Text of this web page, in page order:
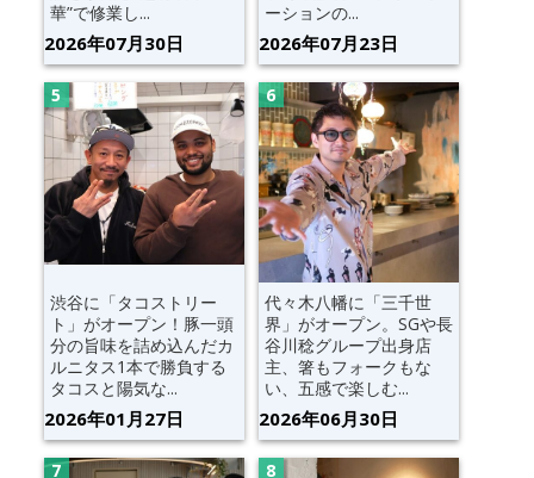
華”で修業し...
2026年07月30日
ーションの...
2026年07月23日
渋谷に「タコストリー
ト」がオープン！豚一頭
分の旨味を詰め込んだカ
ルニタス1本で勝負する
タコスと陽気な...
2026年01月27日
代々木八幡に「三千世
界」がオープン。SGや長
谷川稔グループ出身店
主、箸もフォークもな
い、五感で楽しむ...
2026年06月30日